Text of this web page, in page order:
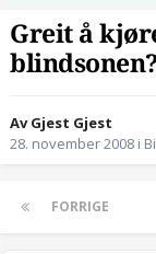
Greit å
Av Gjest Gjest
28. november 2008 i
FORRIGE